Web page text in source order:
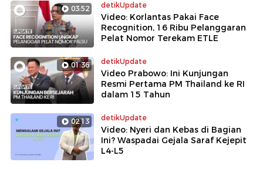
03:52 detikUpdate
Video: Korlantas Pakai Face
Recognition, 16 Ribu Pelanggaran
Pelat Nomor Terekam ETLE
01:36 detikUpdate
Video Prabowo: Ini Kunjungan
Resmi Pertama PM Thailand ke RI
dalam 15 Tahun
02:13 detikUpdate
Video: Nyeri dan Kebas di Bagian
Ini? Waspadai Gejala Saraf Kejepit
L4-L5